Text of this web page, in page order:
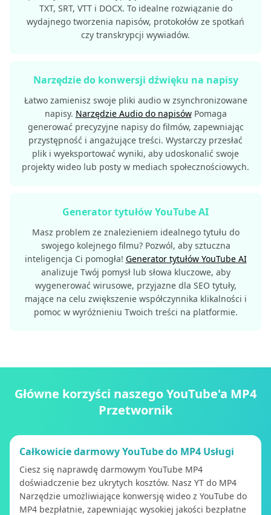
TXT, SRT, VTT i DOCX. To idealne rozwiązanie do
wydajnego tworzenia napisów, protokołów ze spotkań
czy transkrypcji wywiadów.
Narzędzie do konwersji dźwięku na napisy
Łatwo zamienisz swoje pliki audio w zsynchronizowane
napisy. Narzędzie Audio do napisówPomaga
generować precyzyjne napisy do filmów, zapewniając
przystępność i angażujące treści. Wystarczy przesłać
plik i wyeksportować wyniki, aby udoskonalić swoje
projekty wideo lub posty w mediach społecznościowych.
Generator tytułów YouTube AI
Masz problem ze znalezieniem idealnego tytułu do
swojego kolejnego filmu? Pozwól, aby sztuczna
inteligencja Ci pomogła! Generator tytułów YouTube AI
analizuje Twój pomysł lub słowa kluczowe, aby
wygenerować wirusowe, przyjazne dla SEO tytuły,
mające na celu zwiększenie współczynnika klikalności i
pomoc w wyróżnieniu Twoich treści na platformie.
Główne korzyści naszego YouTube'a MP4
Przetwornik
Całkowicie darmowy YouTube do MP4 Usługi
Ciesz się naprawdę darmowym YouTube MP4
doświadczenie bez ukrytych kosztów. Nasz YT do MP4
Narzędzie umożliwiające konwersję wideo z YouTube do
MP4 bezpłatnie, zapewniając wysokiej jakości bezpłatne